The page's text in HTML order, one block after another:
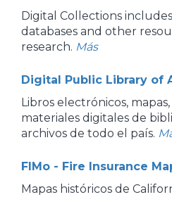
Digital Collections
databases and other
research. Más
Digital Public Library of
Libros electrónicos,
materiales digitales de
archivos de todo el país.
FIMo - Fire Insurance
Mapas históricos de